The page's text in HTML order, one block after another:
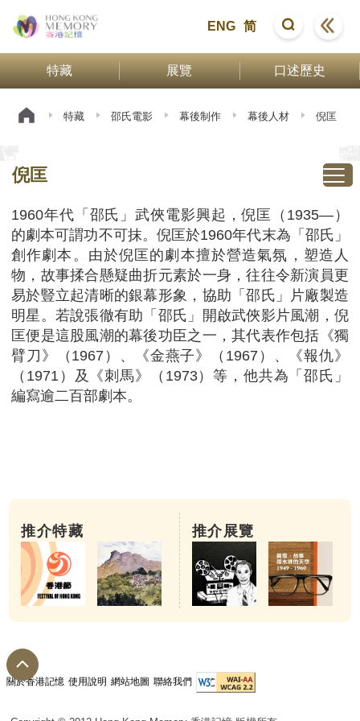
ENG 简
特藏 展覽 口述歷史
特藏 邵氏電影 幕後制作 幕後人材 倪匡
倪匡
1960年代「邵氏」武俠電影興起，倪匡（1935—）
的劇本可謂功不可抹。倪匡於1960年代末為「邵氏」
創作劇本。由於倪匡的劇本擅於營造氣氛，塑造人
物，故事揉合懸疑曲折元素於一身，往往令新演員更
易於豎立起清晰的銀幕形象，協助「邵氏」片廠製造
明星。若說張徹有助「邵氏」開啟武俠影片風潮，倪
匡便是這股風潮的幕後功臣之一，其代表作包括《獨
臂刀》（1967）、《金燕子》（1967）、《報仇》
（1971）及《刺馬》（1973）等，他共為「邵氏」
編寫逾二百部劇本。
推介特藏 推介展覽
關於香港記憶 使用說明 網站地圖 聯絡我們